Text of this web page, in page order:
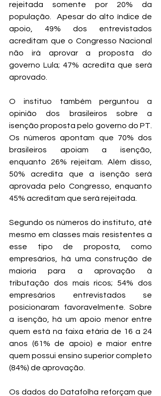
rejeitada somente por 20% da
população.  Apesar do alto índice de
apoio, 49% dos entrevistados
acreditam que o Congresso Nacional
não irá aprovar a proposta do
governo Lula; 47% acredita que será
aprovado.
O instituo também perguntou a
opinião dos brasileiros sobre a
isenção proposta pelo governo do PT.
Os números apontam que 70% dos
brasileiros apoiam a isenção,
enquanto 26% rejeitam. Além disso,
50% acredita que a isenção será
aprovada pelo Congresso, enquanto
45% acreditam que será rejeitada.
Segundo os números do instituto, até
mesmo em classes mais resistentes a
esse tipo de proposta, como
empresários, há uma construção de
maioria para a aprovação à
tributação dos mais ricos; 54% dos
empresários entrevistados se
posicionaram favoravelmente. Sobre
a isenção, há um apoio menor entre
quem está na faixa etária de 16 a 24
anos (61% de apoio) e maior entre
quem possui ensino superior completo
(84%) de aprovação.
Os dados do Datafolha reforçam que